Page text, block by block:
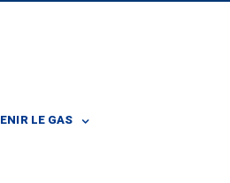
LE GAS